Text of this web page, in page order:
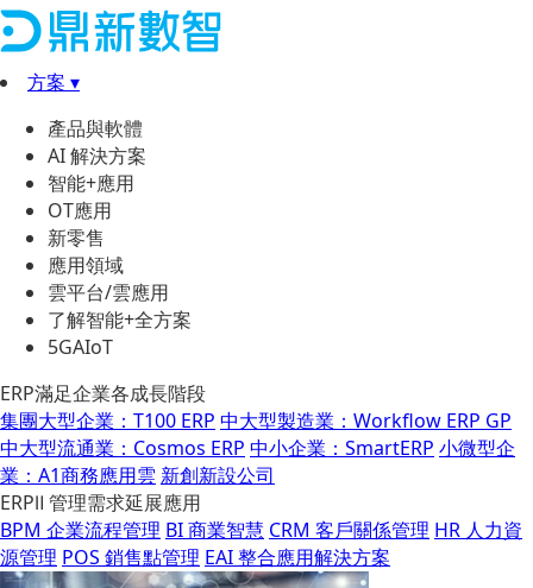
方案 ▾
產品與軟體
AI 解決方案
智能+應用
OT應用
新零售
應用領域
雲平台/雲應用
了解智能+全方案
5GAIoT
ERP滿足企業各成長階段
集團大型企業：T100 ERP 中大型製造業：Workflow ERP GP
中大型流通業：Cosmos ERP 中小企業：SmartERP 小微型企
業：A1商務應用雲 新創新設公司
ERPⅡ 管理需求延展應用
BPM 企業流程管理 BI 商業智慧 CRM 客戶關係管理 HR 人力資
源管理 POS 銷售點管理 EAI 整合應用解決方案